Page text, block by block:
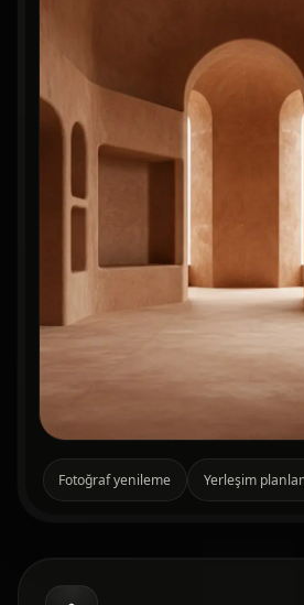
Fotoğraf yenileme Yerleşim